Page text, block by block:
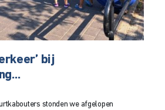
bij
stonden we afgelopen